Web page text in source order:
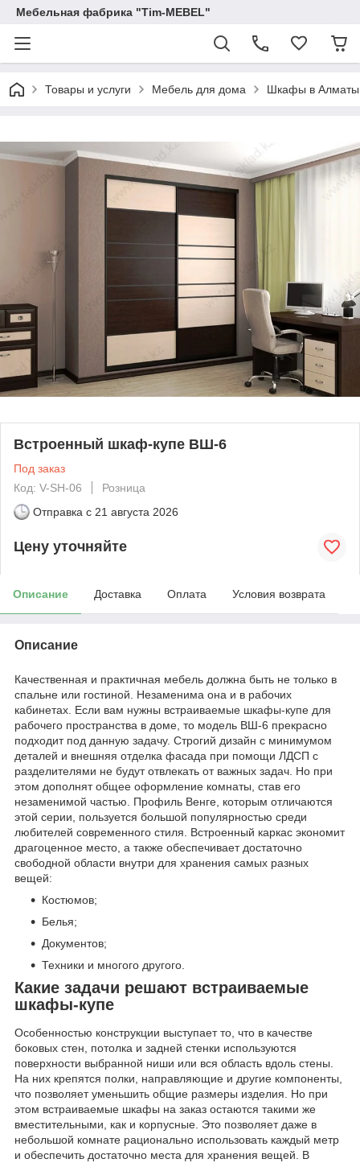
Мебельная фабрика "Tim-MEBEL"
Товары и услуги Мебель для дома Шкафы в Алматы
Встроенный шкаф-купе ВШ-6
Под заказ
Код: V-SH-06
Розница
Отправка с 21 августа 2026
Цену уточняйте
Описание Доставка Оплата Условия возврата
Описание
Качественная и практичная мебель должна быть не только в
спальне или гостиной. Незаменима она и в рабочих
кабинетах. Если вам нужны встраиваемые шкафы-купе для
рабочего пространства в доме, то модель ВШ-6 прекрасно
подходит под данную задачу. Строгий дизайн с минимумом
деталей и внешняя отделка фасада при помощи ЛДСП с
разделителями не будут отвлекать от важных задач. Но при
этом дополнят общее оформление комнаты, став его
незаменимой частью. Профиль Венге, которым отличаются
этой серии, пользуется большой популярностью среди
любителей современного стиля. Встроенный каркас экономит
драгоценное место, а также обеспечивает достаточно
свободной области внутри для хранения самых разных
вещей:
Костюмов;
Белья;
Документов;
Техники и многого другого.
Какие задачи решают встраиваемые
шкафы-купе
Особенностью конструкции выступает то, что в качестве
боковых стен, потолка и задней стенки используются
поверхности выбранной ниши или вся область вдоль стены.
На них крепятся полки, направляющие и другие компоненты,
что позволяет уменьшить общие размеры изделия. Но при
этом встраиваемые шкафы на заказ остаются такими же
вместительными, как и корпусные. Это позволяет даже в
небольшой комнате рационально использовать каждый метр
и обеспечить достаточно места для хранения вещей. В